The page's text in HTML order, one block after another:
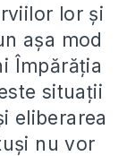
lor și
așa mod
Împărăția
situații
eliberarea
nu vor